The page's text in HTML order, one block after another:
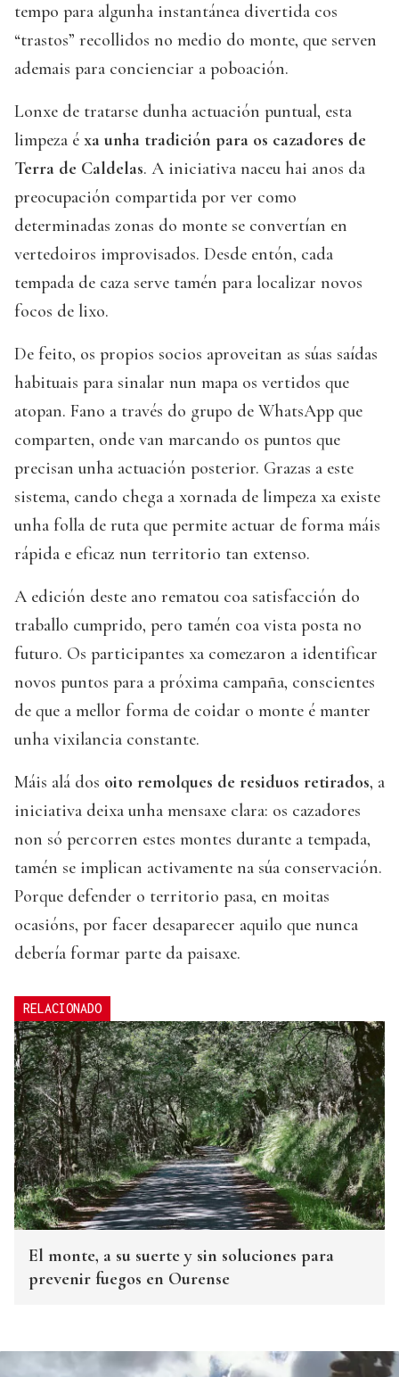
tempo para algunha instantánea divertida cos
“trastos” recollidos no medio do monte, que serven
ademais para concienciar a poboación.
Lonxe de tratarse dunha actuación puntual, esta
limpeza é xa unha tradición para os cazadores de
Terra de Caldelas. A iniciativa naceu hai anos da
preocupación compartida por ver como
determinadas zonas do monte se convertían en
vertedoiros improvisados. Desde entón, cada
tempada de caza serve tamén para localizar novos
focos de lixo.
De feito, os propios socios aproveitan as súas saídas
habituais para sinalar nun mapa os vertidos que
atopan. Fano a través do grupo de WhatsApp que
comparten, onde van marcando os puntos que
precisan unha actuación posterior. Grazas a este
sistema, cando chega a xornada de limpeza xa existe
unha folla de ruta que permite actuar de forma máis
rápida e eficaz nun territorio tan extenso.
A edición deste ano rematou coa satisfacción do
traballo cumprido, pero tamén coa vista posta no
futuro. Os participantes xa comezaron a identificar
novos puntos para a próxima campaña, conscientes
de que a mellor forma de coidar o monte é manter
unha vixilancia constante.
Máis alá dos oito remolques de residuos retirados, a
iniciativa deixa unha mensaxe clara: os cazadores
non só percorren estes montes durante a tempada,
tamén se implican activamente na súa conservación.
Porque defender o territorio pasa, en moitas
ocasións, por facer desaparecer aquilo que nunca
debería formar parte da paisaxe.
RELACIONADO
El monte, a su suerte y sin soluciones para
prevenir fuegos en Ourense